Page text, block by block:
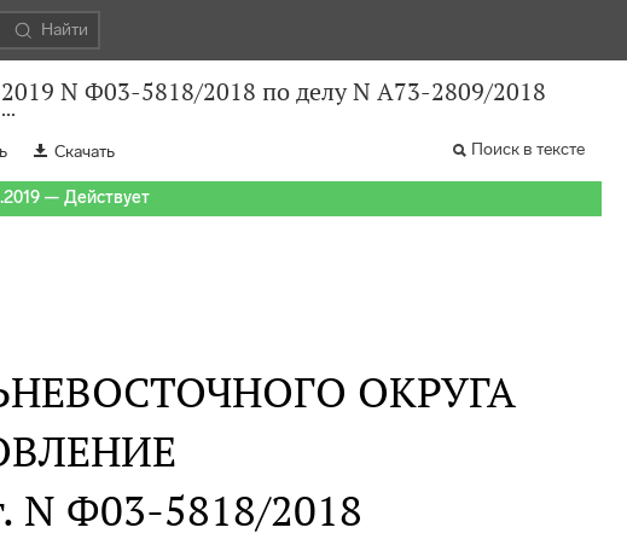
Найти
N Ф03-5818/2018 по делу N А73-2809/2018
Скачать Поиск в тексте
— Действует
ОКРУГА
N Ф03-5818/2018